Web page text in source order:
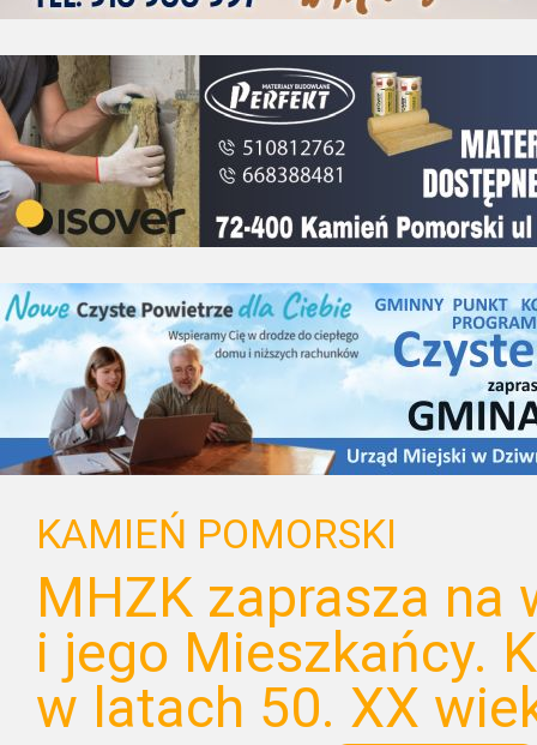
KAMIEŃ POMORSKI
MHZK zaprasza na
i jego Mieszkańcy.
w latach 50. XX